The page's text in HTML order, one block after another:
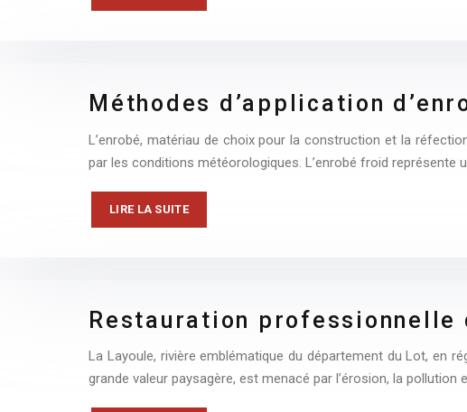
Méthodes d’application
L’enrobé, matériau de choix pour la construction et la
par les conditions météorologiques. L’enrobé froid représente
LIRE LA SUITE
Restauration
La Layoule, rivière emblématique du département du Lot, en
grande valeur paysagère, est menacé par l’érosion, la pollution